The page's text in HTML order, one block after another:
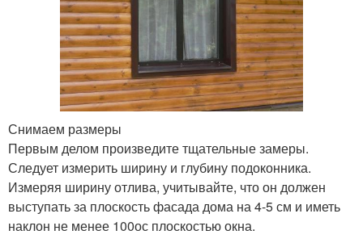
Снимаем размеры
Первым делом произведите тщательные замеры.
Следует измерить ширину и глубину подоконника.
Измеряя ширину отлива, учитывайте, что он должен
выступать за плоскость фасада дома на 4-5 см и иметь
наклон не менее 100ос плоскостью окна.